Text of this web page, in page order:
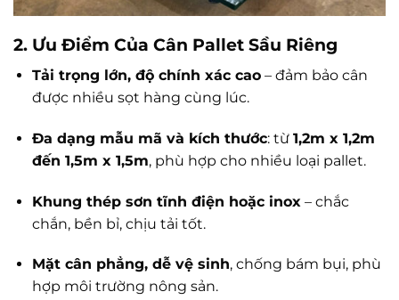
2. Ưu Điểm Của Cân Pallet Sầu Riêng
Tải trọng lớn, độ chính xác cao– đảm bảo cân
được nhiều sọt hàng cùng lúc.
Đa dạng mẫu mã và kích thước: từ 1,2m x 1,2m
đến 1,5m x 1,5m, phù hợp cho nhiều loại pallet.
Khung thép sơn tĩnh điện hoặc inox – chắc
chắn, bền bỉ, chịu tải tốt.
Mặt cân phẳng, dễ vệ sinh, chống bám bụi, phù
hợp môi trường nông sản.